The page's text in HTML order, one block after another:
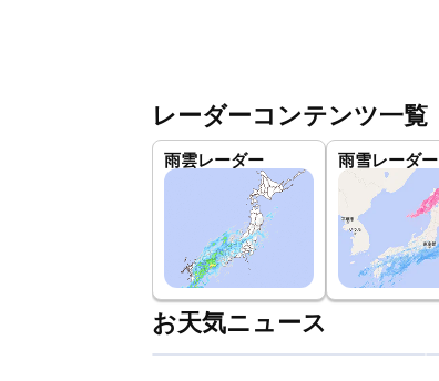
レーダーコンテンツ一覧
雨雲レーダー 雨雪レーダー
お天気ニュース